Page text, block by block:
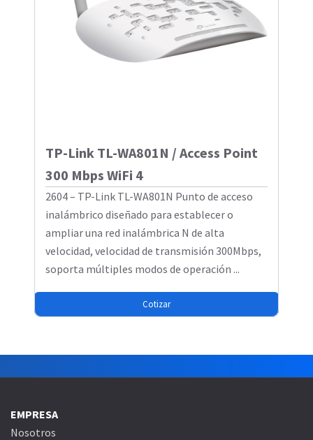
TP-Link TL-WA801N / Access Point
300 Mbps WiFi 4
2604 – TP-Link TL-WA801N Punto de acceso
inalámbrico diseñado para establecer o
ampliar una red inalámbrica N de alta
velocidad, velocidad de transmisión 300Mbps,
soporta múltiples modos de operación ...
Cotizar
EMPRESA
Nosotros